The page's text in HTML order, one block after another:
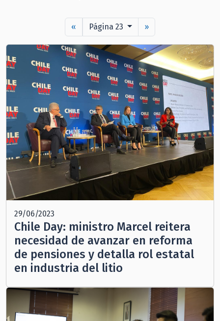
« Página 23 »
29/06/2023
Chile Day: ministro Marcel reitera
necesidad de avanzar en reforma
de pensiones y detalla rol estatal
en industria del litio